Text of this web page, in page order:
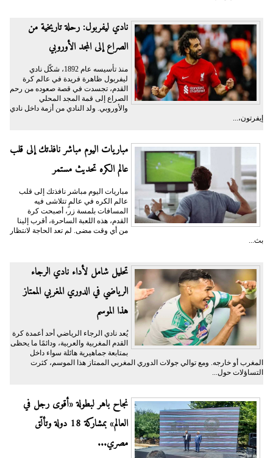
نادي ليفربول: رحلة تاريخية من
الصراع إلى المجد الأوروبي
منذ تأسيسه عام 1892، شكّل نادي
ليفربول ظاهرة فريدة في عالم كرة
القدم، تجسدت في قصة صعوده من رحم
الصراع إلى قمة المجد المحلي
والأوروبي. ولد النادي من أزمة داخل نادي
إيفرتون،...
مباريات اليوم مباشر نافذتك إلى قلب
عالم الكره تحديث مستمر
مباريات اليوم مباشر نافذتك إلى قلب
عالم الكره في عالمٍ تتلاشى فيه
المسافات بلمسة زر، أصبحت كرة
القدم، هذه اللعبة الساحرة، أقرب إلينا
من أي وقت مضى. لم تعد الحاجة لانتظار
بث...
تحليل شامل لأداء نادي الرجاء
الرياضي في الدوري المغربي الممتاز
هذا الموسم
يُعد نادي الرجاء الرياضي أحد أعمدة كرة
القدم المغربية والعربية، ودائمًا ما يحظى
بمتابعة جماهيرية هائلة سواء داخل
المغرب أو خارجه. ومع توالي جولات الدوري المغربي الممتاز هذا الموسم، كثرت
التساؤلات حول...
نجاح باهر لبطولة «أقوى رجل في
العالم» بمشاركة 18 دولة وتألّق
مصري...